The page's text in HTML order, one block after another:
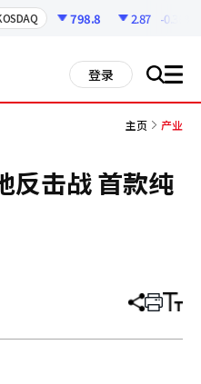
798.8 2.87 -0.36%
登录 搜 all
主页 产业
反击战 首款纯
分
章
打 调
小